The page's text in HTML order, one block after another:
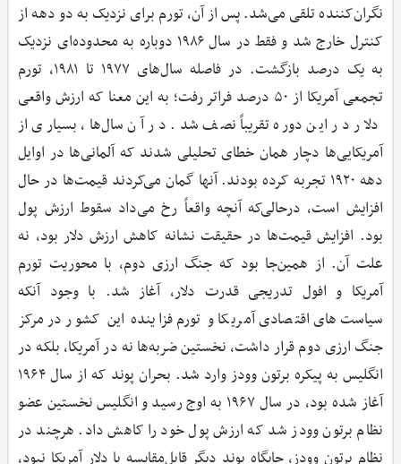
نگران‌کننده تلقی می‌شد. پس از آن، تورم برای نزدیک به دو دهه از
کنترل خارج شد و فقط در سال ۱۹۸۶ دوباره به محدوده‌ای نزدیک
به یک درصد بازگشت. در فاصله سال‌های ۱۹۷۷ تا ۱۹۸۱، تورم
تجمعی آمریکا از ۵۰ درصد فراتر رفت؛ به این معنا که ارزش واقعی
دلار در این دوره تقریباً نصف شد. در آن سال‌ها، بسیاری از
آمریکایی‌ها دچار همان خطای تحلیلی شدند که آلمانی‌ها در اوایل
دهه ۱۹۲۰ تجربه کرده بودند. آنها گمان می‌کردند قیمت‌ها در حال
افزایش است، درحالی‌که آنچه واقعاً رخ می‌داد سقوط ارزش پول
بود. افزایش قیمت‌ها در حقیقت نشانه کاهش ارزش دلار بود، نه
علت آن. از همین‌جا بود که جنگ ارزی دوم، با محوریت تورم
آمریکا و افول تدریجی قدرت دلار، آغاز شد. با وجود آنکه
سیاست‌های اقتصادی آمریکا و تورم فزاینده این کشور در مرکز
جنگ ارزی دوم قرار داشت، نخستین ضربه‌ها نه در آمریکا، بلکه در
انگلیس به پیکره برتون وودز وارد شد. بحران پوند که از سال ۱۹۶۴
آغاز شده بود، در سال ۱۹۶۷ به اوج رسید و انگلیس نخستین عضو
نظام برتون وودز شد که ارزش پول خود را کاهش داد. هرچند در
نظام برتون وودز، جایگاه پوند دیگر قابل‌مقایسه با دلار آمریکا نبود،